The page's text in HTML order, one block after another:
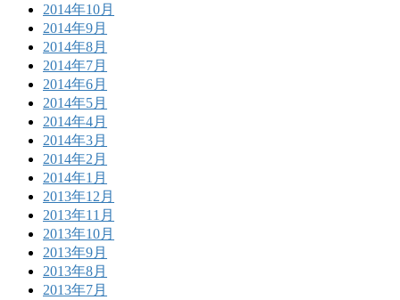
2014年10月
2014年9月
2014年8月
2014年7月
2014年6月
2014年5月
2014年4月
2014年3月
2014年2月
2014年1月
2013年12月
2013年11月
2013年10月
2013年9月
2013年8月
2013年7月